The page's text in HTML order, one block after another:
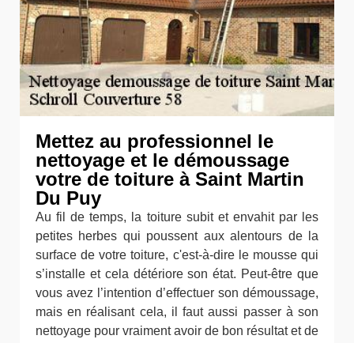
Mettez au professionnel le
nettoyage et le démoussage
votre de toiture à Saint Martin
Du Puy
Au fil de temps, la toiture subit et envahit par les
petites herbes qui poussent aux alentours de la
surface de votre toiture, c'est-à-dire le mousse qui
s’installe et cela détériore son état. Peut-être que
vous avez l’intention d’effectuer son démoussage,
mais en réalisant cela, il faut aussi passer à son
nettoyage pour vraiment avoir de bon résultat et de